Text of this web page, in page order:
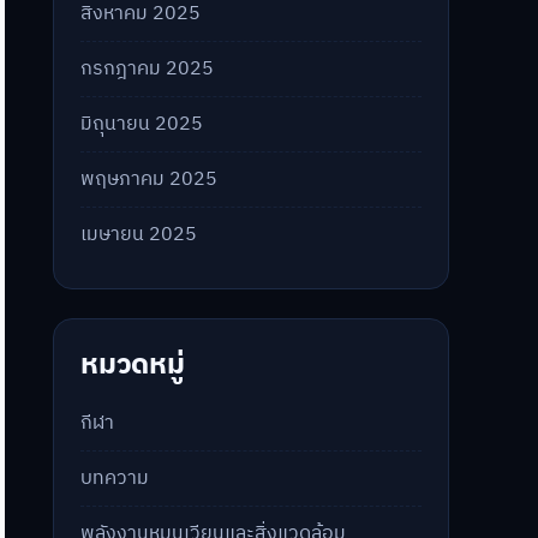
สิงหาคม 2025
กรกฎาคม 2025
มิถุนายน 2025
พฤษภาคม 2025
เมษายน 2025
หมวดหมู่
กีฬา
บทความ